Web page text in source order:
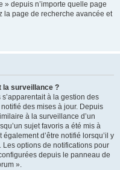
» depuis n’importe quelle page
la page de recherche avancée et
la surveillance ?
à la gestion des
des mises à jour. Depuis
à la surveillance d’un
sujet favoris a été mis à
d’être notifié lorsqu’il y
options de notifications pour
depuis le panneau de
».